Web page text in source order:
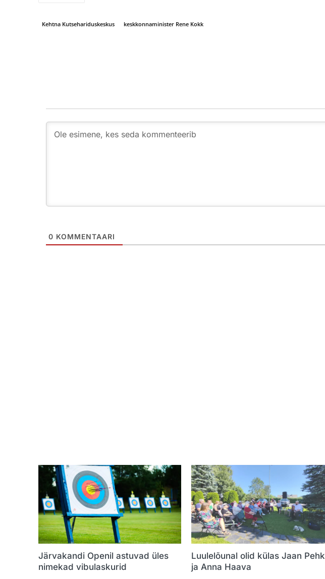
Kehtna Kutsehariduskeskus keskkonnaminister Rene Kokk
0 KOMMENTAARI
Järvakandi Openil astuvad üles
nimekad vibulaskurid
Luulelõunal olid külas Jaan Pehk
ja Anna Haava